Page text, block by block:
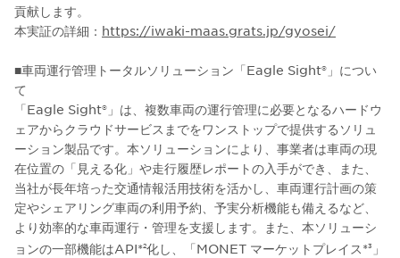
貢献します。
本実証の詳細： https://iwaki-maas.grats.jp/gyosei/
■車両運行管理トータルソリューション「Eagle Sight®」につい
て
「Eagle Sight®」は、複数車両の運行管理に必要となるハードウ
ェアからクラウドサービスまでをワンストップで提供するソリュ
ーション製品です。本ソリューションにより、事業者は車両の現
在位置の「見える化」や走行履歴レポートの入手ができ、また、
当社が長年培った交通情報活用技術を活かし、車両運行計画の策
定やシェアリング車両の利用予約、予実分析機能も備えるなど、
より効率的な車両運行・管理を支援します。また、本ソリューシ
ョンの一部機能はAPI*2化し、「MONET マーケットプレイス*3
」